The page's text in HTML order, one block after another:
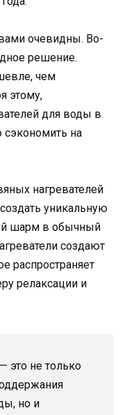
очевидны. Во-
решение.
чем
этому,
для воды в
сэкономить на
нагревателей
уникальную
шарм в обычный
создают
распространяет
релаксации и
это не только
но и